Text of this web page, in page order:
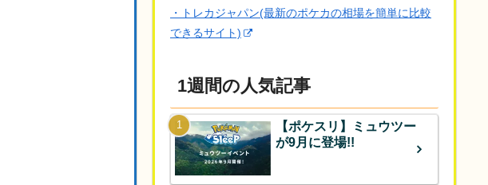
・トレカジャパン(最新のポケカの相場を簡単に比較
できるサイト)
1週間の人気記事
【ポケスリ】ミュウツー
が9月に登場!!